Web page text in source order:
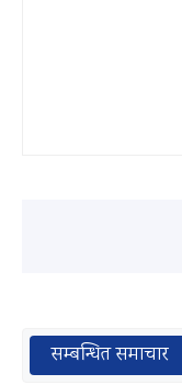
सम्बन्धित समाचार